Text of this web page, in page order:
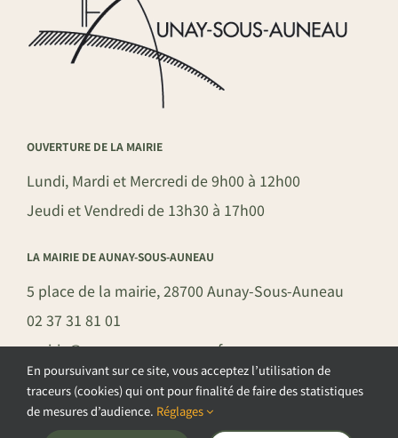
OUVERTURE DE LA MAIRIE
Lundi, Mardi et Mercredi de 9h00 à 12h00
Jeudi et Vendredi de 13h30 à 17h00
LA MAIRIE DE AUNAY-SOUS-AUNEAU
5 place de la mairie, 28700 Aunay-Sous-Auneau
02 37 31 81 01
mairie@aunay-sous-auneau.fr
©COPYRIGHT 2026 – COMMUNE DE AUNAY-SOUS-AUNEAU –
En poursuivant sur ce site, vous acceptez l’utilisation de
traceurs (cookies) qui ont pour finalité de faire des statistiques
de mesures d’audience. Réglages